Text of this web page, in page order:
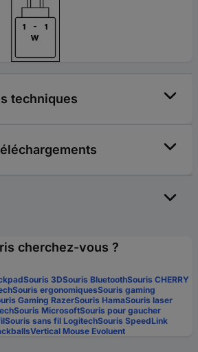
techniques
cherchez-vous ?
Souris 3DSouris BluetoothSouris CHERRY
Souris ergonomiquesSouris gaming
Gaming RazerSouris HamaSouris laser
Souris MicrosoftSouris pour gaucher
Souris sans fil LogitechSouris SpeedLink
Vertical Mouse Evoluent